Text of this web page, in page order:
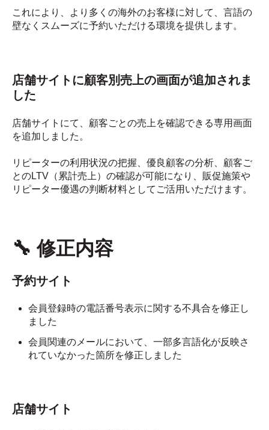
これにより、より多くの海外のお客様に対して、言語の
壁なくスムーズに予約いただける環境を提供します。
店舗サイトに顧客別売上の画面が追加されま
した
店舗サイトにて、顧客ごとの売上を確認できる専用画面
を追加しました。
リピーターの利用状況の把握、優良顧客の分析、顧客ご
とのLTV（累計売上）の確認が可能になり、販促施策や
リピーター優遇の判断材料としてご活用いただけます。
🔧 修正内容
予約サイト
会員登録時の電話番号表示に関する不具合を修正し
ました
会員関連のメールにおいて、一部多言語化が反映さ
れていなかった箇所を修正しました
店舗サイト